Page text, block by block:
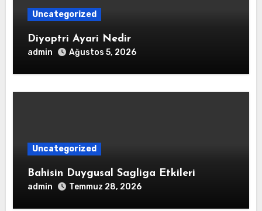
Uncategorized
Diyoptri Ayari Nedir
admin Ağustos 5, 2026
Uncategorized
Bahisin Duygusal Sagliga Etkileri
admin Temmuz 28, 2026